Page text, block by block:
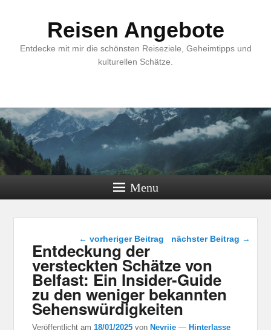
Reisen Angebote
Entdecke mit mir die schönsten Reiseziele, Geheimtipps und
kulturellen Schätze.
Menu
Beitragsnavigation
← vorheriger Beitrag nächster Beitrag →
Entdeckung der
versteckten Schätze von
Belfast: Ein Insider-Guide
zu den weniger bekannten
Sehenswürdigkeiten
Veröffentlicht am18/01/2025 vonNevrije —Hinterlasse